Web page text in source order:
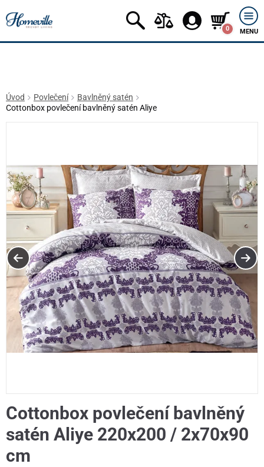
0 MENU
Úvod Povlečení
Bavlněný satén
Cottonbox povlečení bavlněný satén Aliye
Cottonbox povlečení bavlněný
satén Aliye 220x200 / 2x70x90
cm